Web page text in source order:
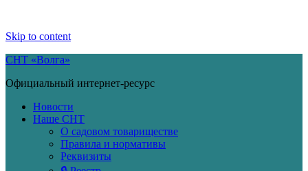
Skip to content
СНТ «Волга»
Официальный интернет-ресурс
Новости
Наше СНТ
О садовом товариществе
Правила и нормативы
Реквизиты